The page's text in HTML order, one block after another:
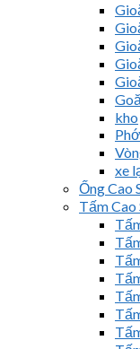
kho
xe
Ống Cao
Tấm Cao